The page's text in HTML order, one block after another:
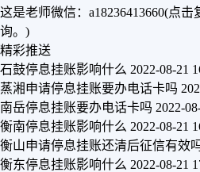
这是老师微信：a18236413660(点
询。)
精彩推送
石鼓停息挂账影响什么 2022-08-21
蒸湘申请停息挂账要办电话卡吗
南岳停息挂账要办电话卡吗 2022-
衡南停息挂账影响什么 2022-08-21
衡山申请停息挂账还清后征信有效
衡东停息挂账影响什么 2022-08-21